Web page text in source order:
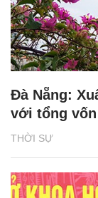
THỜI SỰ
Đà Nẵng:
với tổng